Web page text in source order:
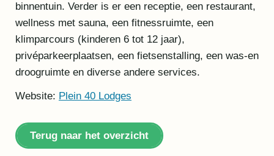
binnentuin. Verder is er een receptie, een restaurant,
wellness met sauna, een fitnessruimte, een
klimparcours (kinderen 6 tot 12 jaar),
privéparkeerplaatsen, een fietsenstalling, een was-en
droogruimte en diverse andere services.
Website: Plein 40 Lodges
Terug naar het overzicht